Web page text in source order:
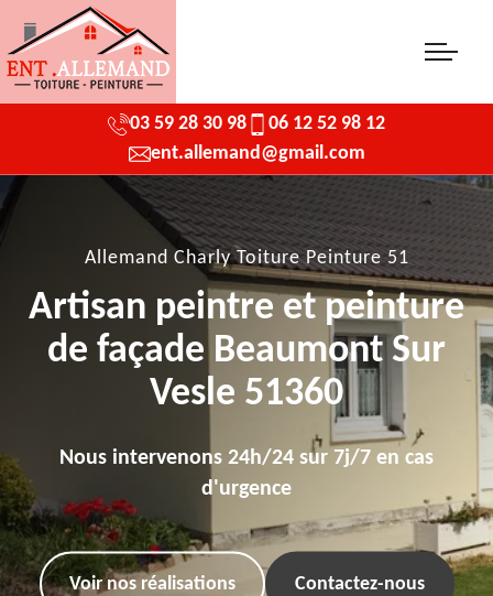
03 59 28 30 98
06 12 52 98 12
ent.allemand@gmail.com
Allemand Charly Toiture Peinture 51
Artisan peintre et peinture
de façade Beaumont Sur
Vesle 51360
Nous intervenons 24h/24 sur 7j/7 en cas
d'urgence
Voir nos réalisations Contactez-nous